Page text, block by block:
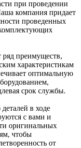
при проведении
компания придает
проведенных
ряд преимуществ,
характеристикам
оптимальную
срок службы.
в ходе
с вами и
оригинальных
чтобы
от